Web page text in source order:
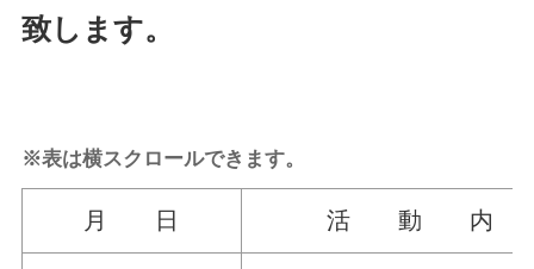
致します。
※表は横スクロールできます。
月 日 活 動